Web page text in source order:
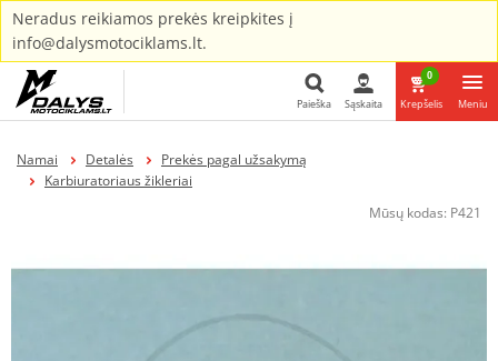
Neradus reikiamos prekės kreipkites į
info@dalysmotociklams.lt.
Paieška Sąskaita
0
Krepšelis Meniu
Namai Detalės
Prekės pagal užsakymą
Karbiuratoriaus žikleriai
Mūsų kodas: P421